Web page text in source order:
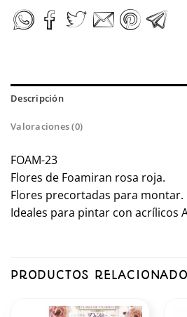
Descripción
Valoraciones (0)
FOAM-23
Flores de Foamiran rosa roja.
Flores precortadas para montar.
Ideales para pintar con acrílicos
PRODUCTOS